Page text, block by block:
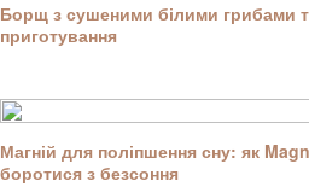
Борщ з сушеними білими грибами
приготування
Магній для поліпшення сну: як
боротися з безсоння